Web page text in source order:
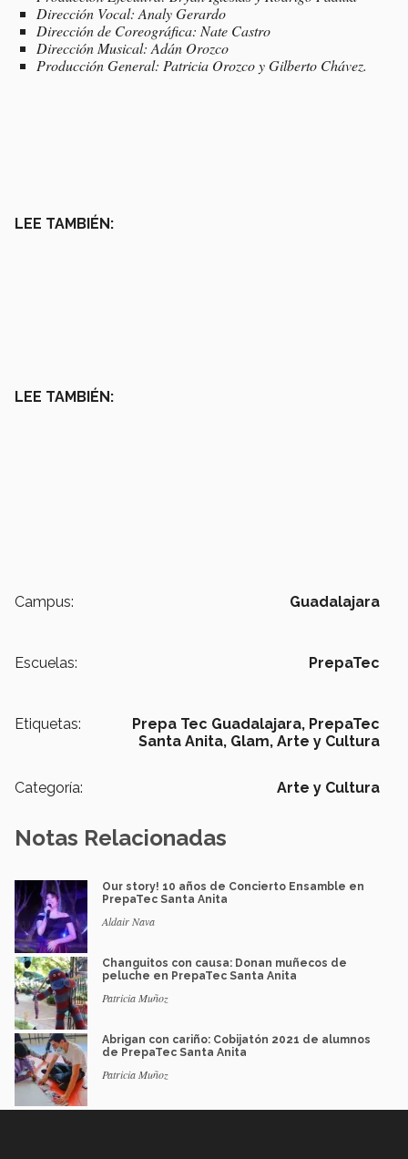
Dirección Vocal: Analy Gerardo
Dirección de Coreográfica: Nate Castro
Dirección Musical: Adán Orozco
Producción General: Patricia Orozco y Gilberto Chávez.
LEE TAMBIÉN:
LEE TAMBIÉN:
Campus: Guadalajara
Escuelas: PrepaTec
Etiquetas: Prepa Tec Guadalajara, PrepaTec
Santa Anita, Glam, Arte y Cultura
Categoría: Arte y Cultura
Notas Relacionadas
Our story! 10 años de Concierto Ensamble en
PrepaTec Santa Anita
Aldair Nava
Changuitos con causa: Donan muñecos de
peluche en PrepaTec Santa Anita
Patricia Muñoz
Abrigan con cariño: Cobijatón 2021 de alumnos
de PrepaTec Santa Anita
Patricia Muñoz